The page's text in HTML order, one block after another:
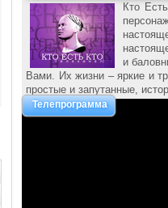
Кто
и
Вами. Их жизни – яркие и
простые и запутанные,
Телепрограмма